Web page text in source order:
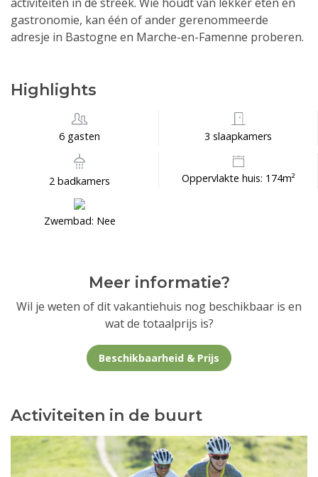
gastronomie, kan één of ander gerenommeerde
adresje in Bastogne en Marche-en-Famenne proberen.
Highlights
6 gasten 3 slaapkamers
2 badkamers Oppervlakte huis: 174m²
Zwembad: Nee
Meer informatie?
Wil je weten of dit vakantiehuis nog beschikbaar is en
wat de totaalprijs is?
Beschikbaarheid & Prijs
Activiteiten in de buurt